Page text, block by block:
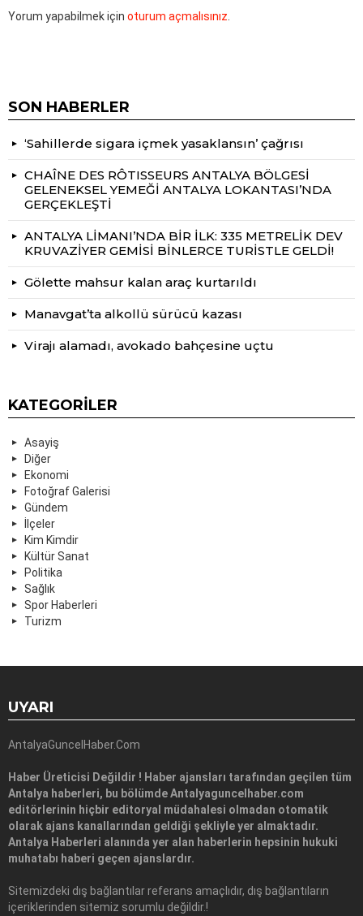
Yorum yapabilmek için oturum açmalısınız
SON HABERLER
‘Sahillerde sigara içmek yasaklansın’ çağrısı
CHAÎNE DES RÔTISSEURS ANTALYA BÖLGESİ
GELENEKSEL YEMEĞİ ANTALYA LOKANTASI’NDA
GERÇEKLEŞTİ
ANTALYA LİMANI’NDA BİR İLK: 335 METRELİK DEV
KRUVAZİYER GEMİSİ BİNLERCE TURİSTLE GELDİ!
Gölette mahsur kalan araç kurtarıldı
Manavgat’ta alkollü sürücü kazası
Virajı alamadı, avokado bahçesine uçtu
KATEGORILER
Asayiş
Diğer
Ekonomi
Fotoğraf Galerisi
Gündem
İlçeler
Kim Kimdir
Kültür Sanat
Politika
Sağlık
Spor Haberleri
Turizm
UYARI
AntalyaGuncelHaber.Com
Haber Üreticisi Değildir ! Haber ajansları tarafından geçilen tüm
Antalya haberleri, bu bölümde Antalyaguncelhaber.com
editörlerinin hiçbir editoryal müdahalesi olmadan otomatik
olarak ajans kanallarından geldiği şekliyle yer almaktadır.
Antalya Haberleri alanında yer alan haberlerin hepsinin hukuki
muhatabı haberi geçen ajanslardır.
Sitemizdeki dış bağlantılar referans amaçlıdır, dış bağlantıların
içeriklerinden sitemiz sorumlu değildir.!